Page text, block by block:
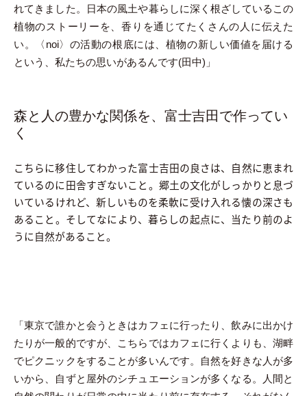
れてきました。日本の風土や暮らしに深く根ざしているこの
植物のストーリーを、香りを通じてたくさんの人に伝えた
い。〈noi〉の活動の根底には、植物の新しい価値を届ける
という、私たちの思いがあるんです(田中)」
森と人の豊かな関係を、富士吉田で作ってい
く
こちらに移住してわかった富士吉田の良さは、自然に恵まれ
ているのに田舎すぎないこと。郷土の文化がしっかりと息づ
いているけれど、新しいものを柔軟に受け入れる懐の深さも
あること。そしてなにより、暮らしの起点に、当たり前のよ
うに自然があること。
「東京で誰かと会うときはカフェに行ったり、飲みに出かけ
たりが一般的ですが、こちらではカフェに行くよりも、湖畔
でピクニックをすることが多いんです。自然を好きな人が多
いから、自ずと屋外のシチュエーションが多くなる。人間と